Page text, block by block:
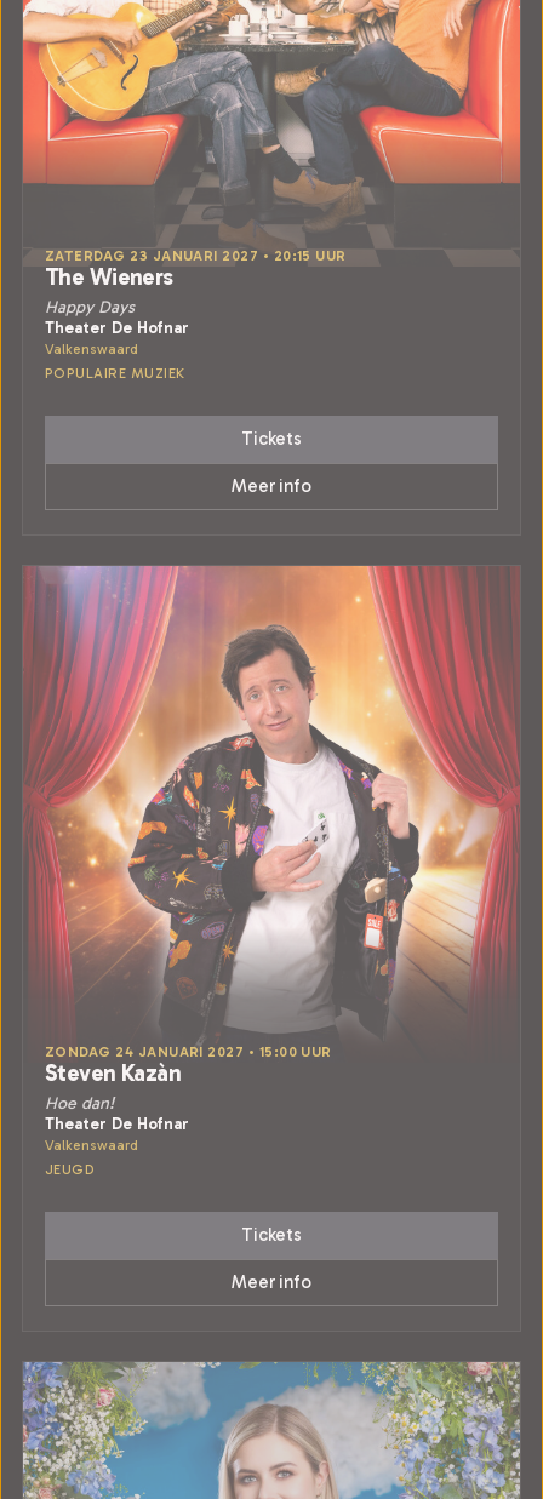
ZATERDAG 23 JANUARI 2027 • 20:15 UUR
The Wieners
Happy Days
Theater De Hofnar
Valkenswaard
POPULAIRE MUZIEK
Tickets
Meer info
ZONDAG 24 JANUARI 2027 • 15:00 UUR
Steven Kazàn
Hoe dan!
Theater De Hofnar
Valkenswaard
JEUGD
Tickets
Meer info